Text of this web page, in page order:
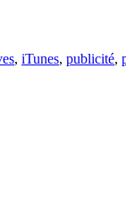
, iTunes, publicité,